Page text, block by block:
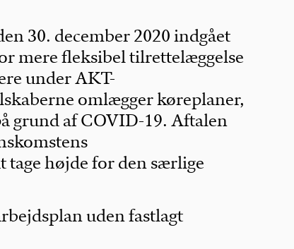
30. december 2020 indgået
mere fleksibel tilrettelæggelse
under AKT-
omlægger køreplaner,
grund af COVID-19. Aftalen
tage højde for den særlige
uden fastlagt